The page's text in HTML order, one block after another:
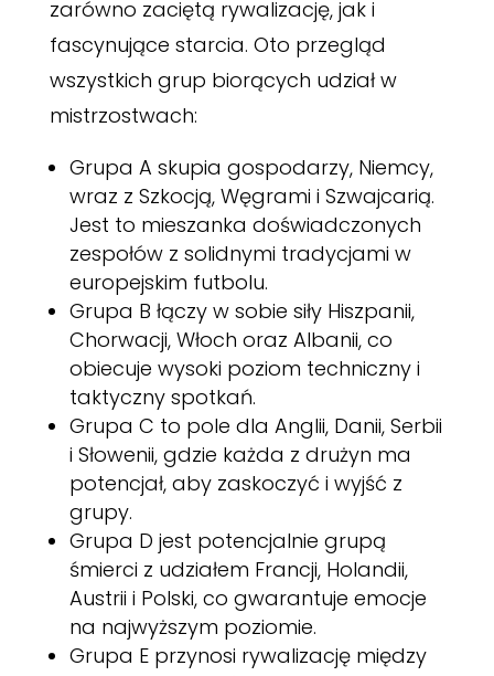
zarówno zaciętą rywalizację, jak i
fascynujące starcia. Oto przegląd
wszystkich grup biorących udział w
mistrzostwach:
Grupa A skupia gospodarzy, Niemcy,
wraz z Szkocją, Węgrami i Szwajcarią.
Jest to mieszanka doświadczonych
zespołów z solidnymi tradycjami w
europejskim futbolu.
Grupa B łączy w sobie siły Hiszpanii,
Chorwacji, Włoch oraz Albanii, co
obiecuje wysoki poziom techniczny i
taktyczny spotkań.
Grupa C to pole dla Anglii, Danii, Serbii
i Słowenii, gdzie każda z drużyn ma
potencjał, aby zaskoczyć i wyjść z
grupy.
Grupa D jest potencjalnie grupą
śmierci z udziałem Francji, Holandii,
Austrii i Polski, co gwarantuje emocje
na najwyższym poziomie.
Grupa E przynosi rywalizację między